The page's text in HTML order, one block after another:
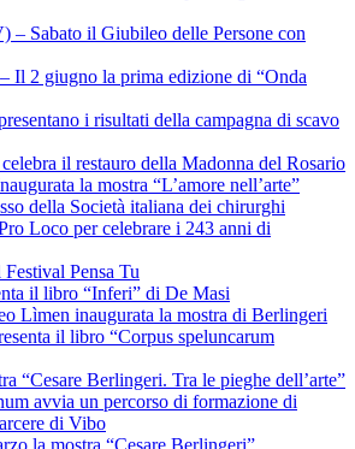
Sabato il Giubileo delle Persone con
Il 2 giugno la prima edizione di “Onda
i risultati della campagna di scavo
il restauro della Madonna del Rosario
la mostra “L’amore nell’arte”
della Società italiana dei chirurghi
Loco per celebrare i 243 anni di
Pensa Tu
il libro “Inferi” di De Masi
Lìmen inaugurata la mostra di Berlingeri
il libro “Corpus speluncarum
“Cesare Berlingeri. Tra le pieghe dell’arte”
avvia un percorso di formazione di
di Vibo
la mostra “Cesare Berlingeri”